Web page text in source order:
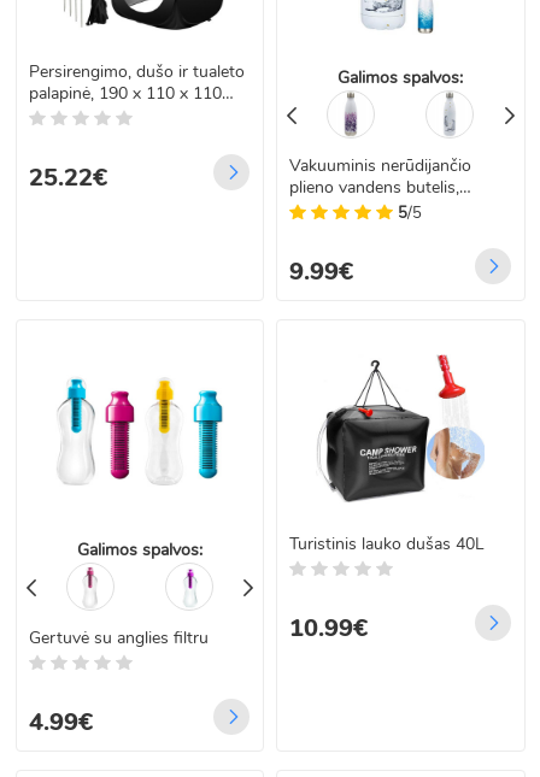
Rinkitės patikimą vandens ir higienos įrangą kelionėms – būkite
pasiruošę bet kokiai situacijai, kur bebūtumėte.
gamtoje!
Persirengimo, dušo ir tualeto
palapinė, 190 x 110 x 110
cm, Trizand 23492
25.22€
Galimos spalvos:
Vakuuminis nerūdijančio
plieno vandens butelis,
gertuvė
5/5
9.99€
Galimos spalvos:
Gertuvė su anglies filtru
4.99€
Turistinis lauko dušas 40L
10.99€